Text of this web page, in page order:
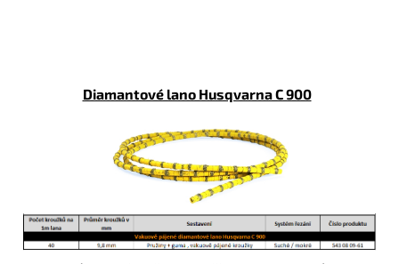
Diamantové lano Husqvarna C 900